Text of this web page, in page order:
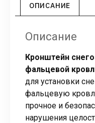
ОПИСАНИЕ
Описание
Кронштейн
фальцевой
для установки
фальцевую
прочное и
нарушения